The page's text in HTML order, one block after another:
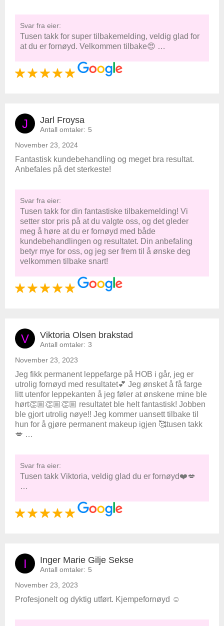
Svar fra eier:
Tusen takk for super tilbakemelding, veldig glad for
at du er fornøyd. Velkommen tilbake😍 …
J Jarl Froysa
Antall omtaler: 5
November 23, 2024
Fantastisk kundebehandling og meget bra resultat.
Anbefales på det sterkeste!
Svar fra eier:
Tusen takk for din fantastiske tilbakemelding! Vi
setter stor pris på at du valgte oss, og det gleder
meg å høre at du er fornøyd med både
kundebehandlingen og resultatet. Din anbefaling
betyr mye for oss, og jeg ser frem til å ønske deg
velkommen tilbake snart!
V Viktoria Olsen brakstad
Antall omtaler: 3
November 23, 2023
Jeg fikk permanent leppefarge på HOB i går, jeg er
utrolig fornøyd med resultatet💕 Jeg ønsket å få farge
litt utenfor leppekanten å jeg føler at ønskene mine ble
hørt👏🏼👏🏼👏🏼 resultatet ble helt fantastisk! Jobben
ble gjort utrolig nøye!! Jeg kommer uansett tilbake til
hun for å gjøre permanent makeup igjen 🥰tusen takk
💋 …
Svar fra eier:
Tusen takk Viktoria, veldig glad du er fornøyd❤️💋
…
I Inger Marie Gilje Sekse
Antall omtaler: 5
November 23, 2023
Profesjonelt og dyktig utført. Kjempefornøyd ☺️